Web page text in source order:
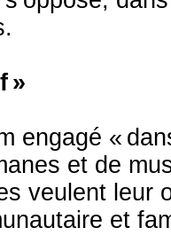
»
engagé «
et de
veulent leur
et